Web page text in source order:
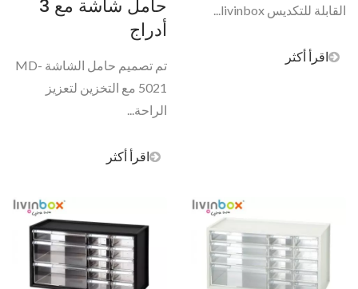
القابلة للتكديس livinbox...
اقرأ أكثر
حامل شاشة مع 3
أدراج
تم تصميم حامل الشاشة MD-
5021 مع التخزين لتعزيز
الراحة...
اقرأ أكثر